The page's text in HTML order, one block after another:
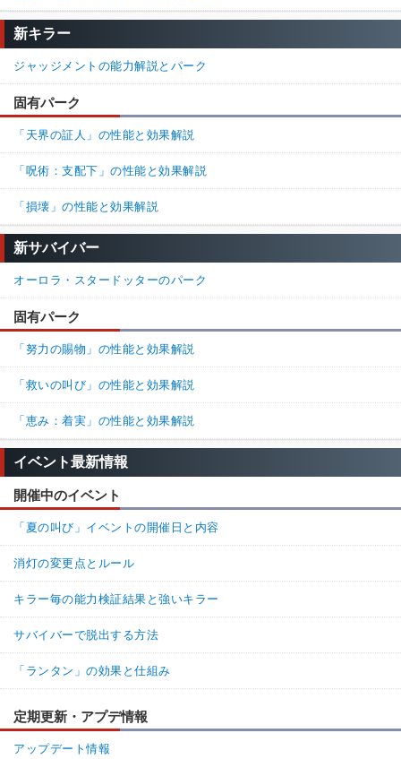
新キラー
ジャッジメントの能力解説とパーク
固有パーク
「天界の証人」の性能と効果解説
「呪術：支配下」の性能と効果解説
「損壊」の性能と効果解説
新サバイバー
オーロラ・スタードッターのパーク
固有パーク
「努力の賜物」の性能と効果解説
「救いの叫び」の性能と効果解説
「恵み：着実」の性能と効果解説
イベント最新情報
開催中のイベント
「夏の叫び」イベントの開催日と内容
消灯の変更点とルール
キラー毎の能力検証結果と強いキラー
サバイバーで脱出する方法
「ランタン」の効果と仕組み
定期更新・アプデ情報
アップデート情報